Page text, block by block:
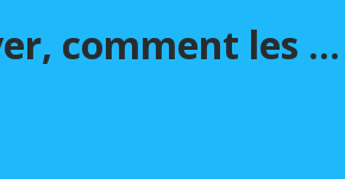
comment les …